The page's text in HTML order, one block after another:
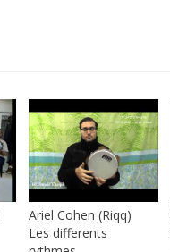
Ariel Cohen (Riqq)
Les differents